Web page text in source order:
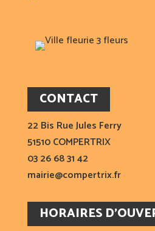
CONTACT
22 Bis Rue Jules Ferry
51510 COMPERTRIX
03 26 68 31 42
mairie@compertrix.fr
HORAIRES